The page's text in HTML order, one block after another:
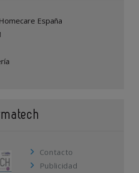
España
Contacto
Publicidad